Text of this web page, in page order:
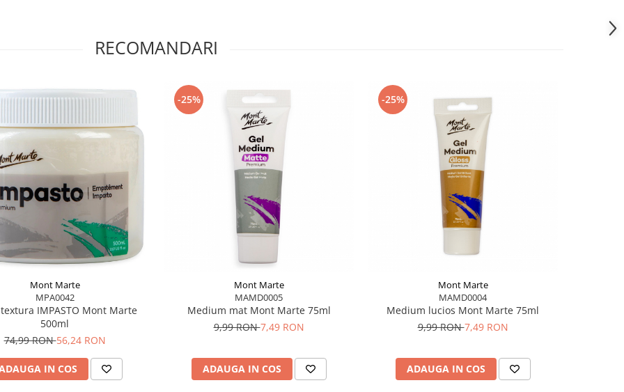
caldă și săpun
4 pentru suprafețe
grundului pe orice
alb-pt-acrilice-tub-
RECOMANDARI
Mont Marte
MPA0042
IMPASTO Mont Marte
500ml
74,99 RON56,24 RON
IN COS
-25%
Mont Marte
MAMD0005
Medium mat Mont Marte 75ml
9,99 RON7,49 RON
ADAUGA IN COS
-25%
Mont Marte
MAMD0004
Medium lucios Mont Marte 75ml
9,99 RON7,49 RON
ADAUGA IN COS